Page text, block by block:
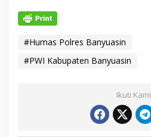
#Humas Polres Banyuasin
#PWI Kabupaten Banyuasin
Ikuti Kami